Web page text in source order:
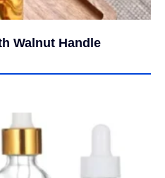
Walnut Handle